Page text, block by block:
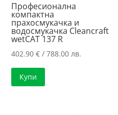
Професионална
компактна
прахосмукачка и
водосмукачка Cleancraft
wetCAT 137 R
402.90€ / 788.00 лв.
Купи